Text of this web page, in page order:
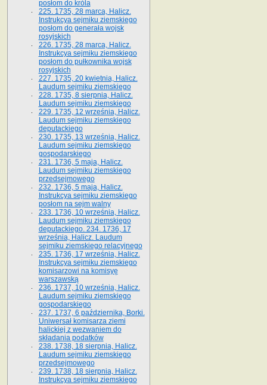
posłom do króla
225. 1735, 28 marca, Halicz.
Instrukcya sejmiku ziemskiego
posłom do generała wojsk
rosyjskich
226. 1735, 28 marca, Halicz.
Instrukcya sejmiku ziemskiego
posłom do pułkownika wojsk
rosyjskich
227. 1735, 20 kwietnia, Halicz.
Laudum sejmiku ziemskiego
228. 1735, 8 sierpnia, Halicz.
Laudum sejmiku ziemskiego
229. 1735, 12 września, Halicz.
Laudum sejmiku ziemskiego
deputackiego
230. 1735, 13 września, Halicz.
Laudum sejmiku ziemskiego
gospodarskiego
231. 1736, 5 maja, Halicz.
Laudum sejmiku ziemskiego
przedsejmowego
232. 1736, 5 maja, Halicz.
Instrukcya sejmiku ziemskiego
posłom na sejm walny
233. 1736, 10 września, Halicz.
Laudum sejmiku ziemskiego
deputackiego. 234. 1736, 17
września, Halicz. Laudum
sejmiku ziemskiego relacyjnego
235. 1736, 17 września, Halicz.
Instrukcya sejmiku ziemskiego
komisarzowi na komisyę
warszawską
236. 1737, 10 września, Halicz.
Laudum sejmiku ziemskiego
gospodarskiego
237. 1737, 6 października, Borki.
Uniwersał komisarza ziemi
halickiej z wezwaniem do
składania podatków
238. 1738, 18 sierpnia, Halicz.
Laudum sejmiku ziemskiego
przedsejmowego
239. 1738, 18 sierpnia, Halicz.
Instrukcya sejmiku ziemskiego